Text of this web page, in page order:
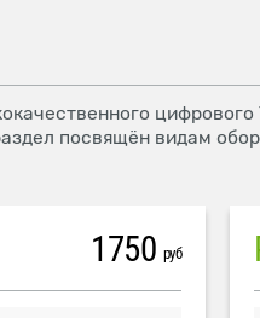
посвящён видам
1750 руб